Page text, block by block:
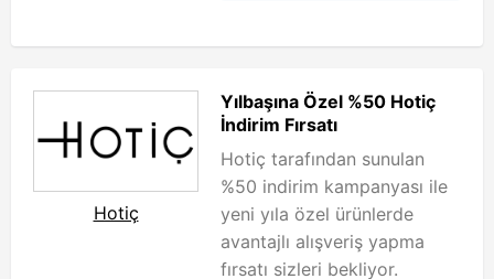
Hotiç
Yılbaşına Özel %50 Hotiç
İndirim Fırsatı
Hotiç tarafından sunulan
%50 indirim kampanyası ile
yeni yıla özel ürünlerde
avantajlı alışveriş yapma
fırsatı sizleri bekliyor.